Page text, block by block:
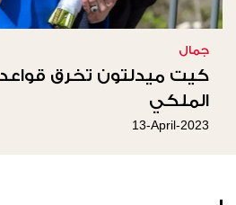
جمال
كيت ميدلتون تخرق قواعد
الملكي
13-April-2023